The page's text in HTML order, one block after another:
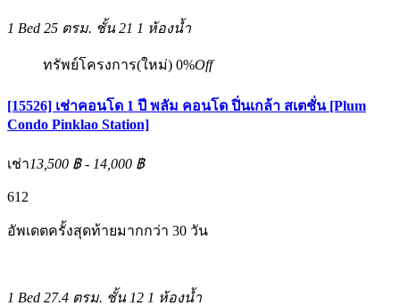
1 Bed 25 ตรม. ชั้น 21 1 ห้องน้ำ
ทรัพย์โครงการ(ใหม่) 0%Off
[15526] เช่าคอนโด 1 ปี พลัม คอนโด ปิ่นเกล้า สเตชั่น [Plum
Condo Pinklao Station]
เช่า13,500 ฿ - 14,000 ฿
612
อัพเดตครั้งสุดท้ายมากกว่า 30 วัน
1 Bed 27.4 ตรม. ชั้น 12 1 ห้องน้ำ